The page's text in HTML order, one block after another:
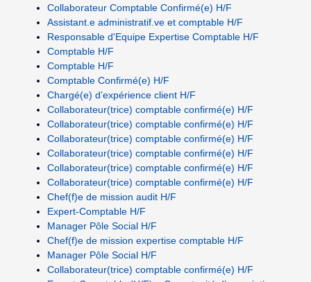
Collaborateur Comptable Confirmé(e) H/F
Assistant.e administratif.ve et comptable H/F
Responsable d'Equipe Expertise Comptable H/F
Comptable H/F
Comptable H/F
Comptable Confirmé(e) H/F
Chargé(e) d’expérience client H/F
Collaborateur(trice) comptable confirmé(e) H/F
Collaborateur(trice) comptable confirmé(e) H/F
Collaborateur(trice) comptable confirmé(e) H/F
Collaborateur(trice) comptable confirmé(e) H/F
Collaborateur(trice) comptable confirmé(e) H/F
Collaborateur(trice) comptable confirmé(e) H/F
Chef(f)e de mission audit H/F
Expert-Comptable H/F
Manager Pôle Social H/F
Chef(f)e de mission expertise comptable H/F
Manager Pôle Social H/F
Collaborateur(trice) comptable confirmé(e) H/F